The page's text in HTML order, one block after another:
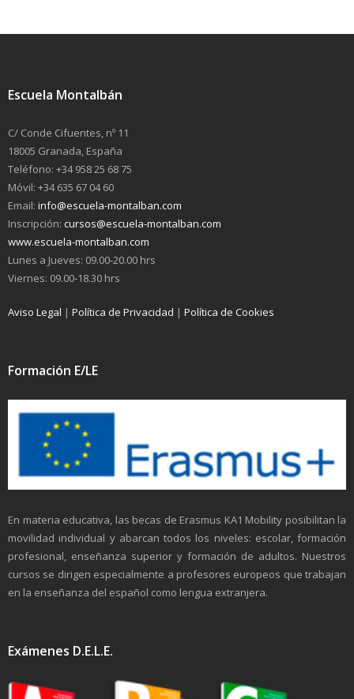
Escuela Montalbán
C/ Conde Cifuentes, nº 11
18005 Granada, España
Teléfono: +34 958 25 68 75
Móvil: +34 635 67 04 60
Email: info@escuela-montalban.com
Inscripción: cursos@escuela-montalban.com
www.escuela-montalban.com
Lunes a Jueves: 09.00-20.00 hrs
Viernes: 09.00-18.30 hrs
Aviso Legal | Política de Privacidad | Política de Cookies
Formación E/LE
En materia educativa, las becas de Erasmus KA1 Mobility posibilitan la
movilidad individual y abarcan todos los niveles: escolar, formación
profesional, enseñanza superior y formación de adultos. Nuestros
cursos se dirigen especialmente a profesores europeos que trabajan
en la enseñanza del español como lengua extranjera.
Exámenes D.E.L.E.